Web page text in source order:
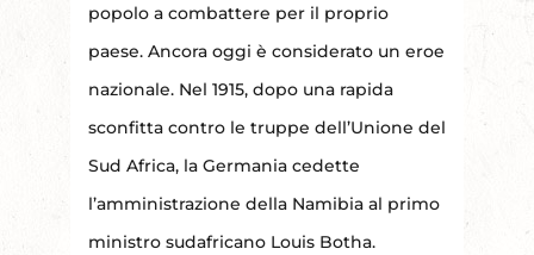
popolo a combattere per il proprio
paese. Ancora oggi è considerato un eroe
nazionale. Nel 1915, dopo una rapida
sconfitta contro le truppe dell’Unione del
Sud Africa, la Germania cedette
l’amministrazione della Namibia al primo
ministro sudafricano Louis Botha.